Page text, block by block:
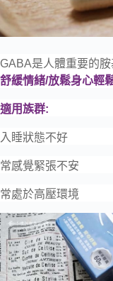
GABA是人體重要的
舒緩情緒/放鬆身心輕
適用族群:
入睡狀態不好
常感覺緊張不安
常處於高壓環境